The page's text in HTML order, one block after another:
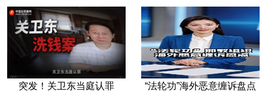
突发！关卫东当庭认罪 “法轮功”海外恶意缠诉盘点